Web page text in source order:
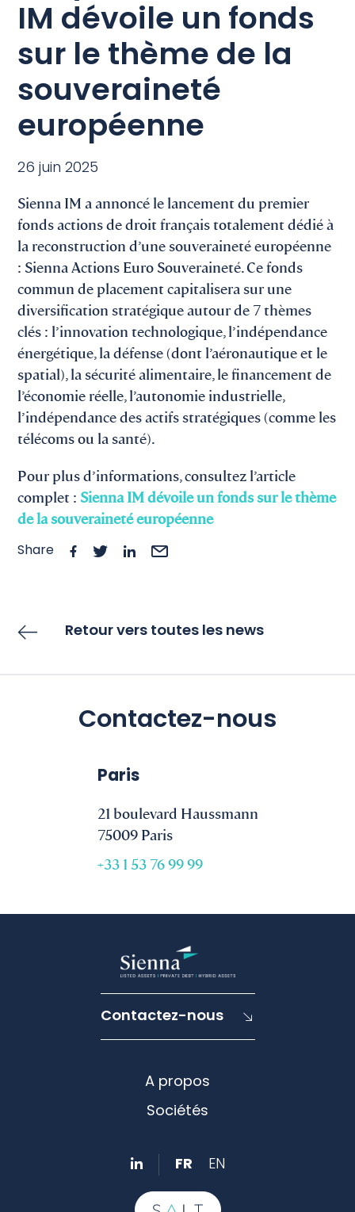
IM dévoile un fonds
sur le thème de la
souveraineté
européenne
26 juin 2025
Sienna IM a annoncé le lancement du premier
fonds actions de droit français totalement dédié à
la reconstruction d’une souveraineté européenne
: Sienna Actions Euro Souveraineté. Ce fonds
commun de placement capitalisera sur une
diversification stratégique autour de 7 thèmes
clés : l’innovation technologique, l’indépendance
énergétique, la défense (dont l’aéronautique et le
spatial), la sécurité alimentaire, le financement de
l’économie réelle, l’autonomie industrielle,
l’indépendance des actifs stratégiques (comme les
télécoms ou la santé).
Pour plus d’informations, consultez l’article
complet : Sienna IM dévoile un fonds sur le thème
de la souveraineté européenne
Share
Retour vers toutes les news
Contactez-nous
Paris
21 boulevard Haussmann
75009 Paris
+33 1 53 76 99 99
Contactez-nous
A propos
Sociétés
FR EN